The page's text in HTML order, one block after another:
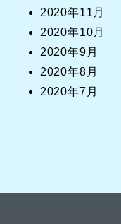
2020年11月
2020年10月
2020年9月
2020年8月
2020年7月